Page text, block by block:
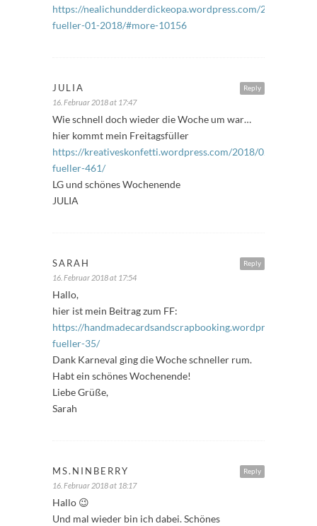
https://nealichundderdickeopa.wordpress.com/2018/02/
fueller-01-2018/#more-10156
Reply
JULIA
16. Februar 2018 at 17:47
Wie schnell doch wieder die Woche um war…
hier kommt mein Freitagsfüller
https://kreativeskonfetti.wordpress.com/2018/02/16/
fueller-461/
LG und schönes Wochenende
JULIA
Reply
SARAH
16. Februar 2018 at 17:54
Hallo,
hier ist mein Beitrag zum FF:
https://handmadecardsandscrapbooking.wordpress.com/
fueller-35/
Dank Karneval ging die Woche schneller rum.
Habt ein schönes Wochenende!
Liebe Grüße,
Sarah
Reply
MS.NINBERRY
16. Februar 2018 at 18:17
Hallo 😉
Und mal wieder bin ich dabei. Schönes